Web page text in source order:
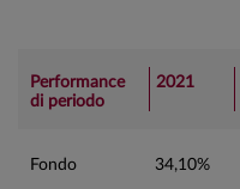
Performance
di periodo
2021
Fondo 34,10%